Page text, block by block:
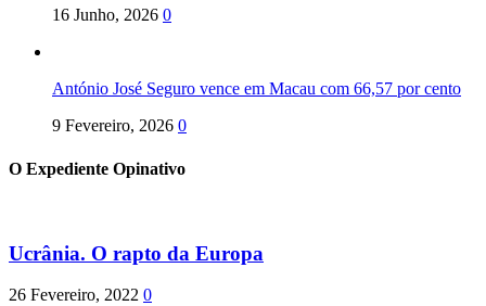
16 Junho, 2026 0
António José Seguro vence em Macau com 66,57 por cento
9 Fevereiro, 2026 0
O Expediente Opinativo
Ucrânia. O rapto da Europa
26 Fevereiro, 2022 0